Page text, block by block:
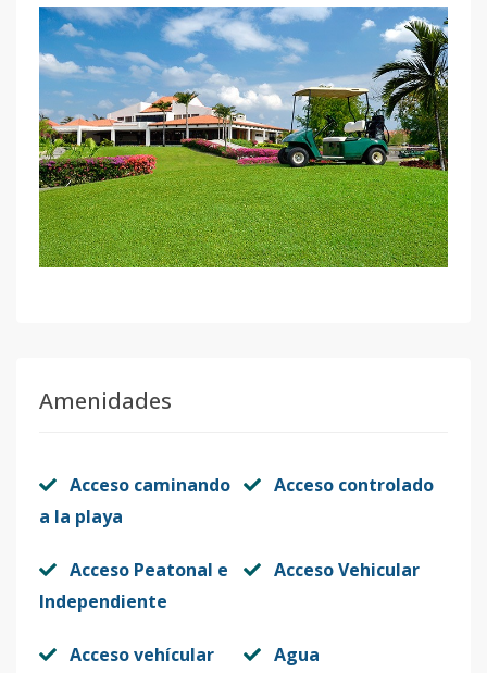
Amenidades
Acceso caminando
a la playa
Acceso controlado
Acceso Peatonal e
Independiente
Acceso Vehicular
Acceso vehícular
Agua